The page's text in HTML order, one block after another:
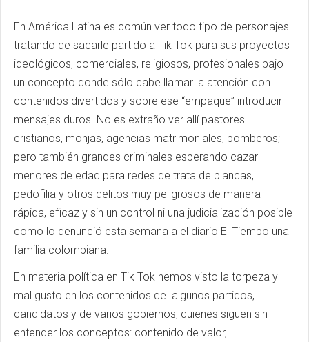
En América Latina es común ver todo tipo de personajes
tratando de sacarle partido a Tik Tok para sus proyectos
ideológicos, comerciales, religiosos, profesionales bajo
un concepto donde sólo cabe llamar la atención con
contenidos divertidos y sobre ese “empaque” introducir
mensajes duros. No es extraño ver allí pastores
cristianos, monjas, agencias matrimoniales, bomberos;
pero también grandes criminales esperando cazar
menores de edad para redes de trata de blancas,
pedofilia y otros delitos muy peligrosos de manera
rápida, eficaz y sin un control ni una judicialización posible
como lo denunció esta semana a el diario El Tiempo una
familia colombiana.
En materia política en Tik Tok hemos visto la torpeza y
mal gusto en los contenidos de algunos partidos,
candidatos y de varios gobiernos, quienes siguen sin
entender los conceptos: contenido de valor,